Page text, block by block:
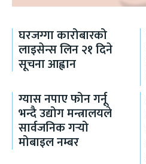
घरजग्गा कारोबारको
लाइसेन्स लिन २१ दिने
सूचना आह्वान
ग्यास नपाए फोन गर्नू
भन्दै उद्योग मन्त्रालयले
सार्वजनिक गर्‍यो
मोबाइल नम्बर